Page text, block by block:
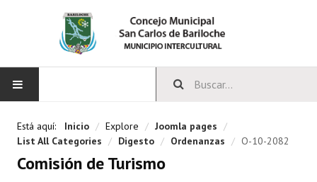
Está aquí: Inicio / Explore / Joomla pages /
List All Categories / Digesto / Ordenanzas / O-10-2082
Comisión de Turismo